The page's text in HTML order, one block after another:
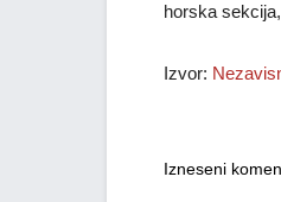
horska
Izvor:
Izneseni